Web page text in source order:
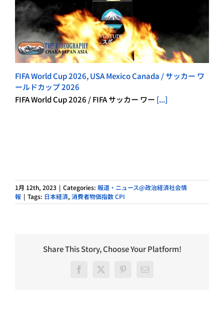
FIFA World Cup 2026, USA Mexico Canada / サッカー ワ
ールドカップ 2026
FIFA World Cup 2026 / FIFA サッカー ワー [...]
1月 12th, 2023 | Categories: 報道・ニュース@政治経済社会情
報 | Tags: 日本経済, 消費者物価指数 CPI
Share This Story, Choose Your Platform!
Facebook
X Pinterest
電